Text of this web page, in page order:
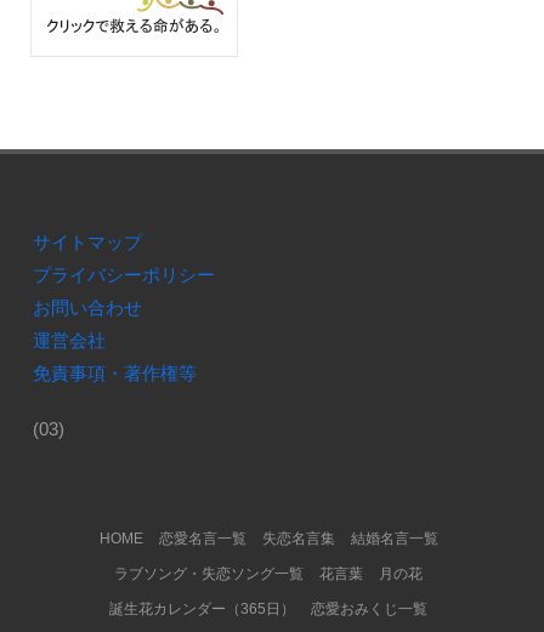
サイトマップ
プライバシーポリシー
お問い合わせ
運営会社
免責事項・著作権等
(03)
Footer MenuHOME 恋愛名言一覧 失恋名言集 結婚名言一覧
ラブソング・失恋ソング一覧 花言葉 月の花
誕生花カレンダー（365日） 恋愛おみくじ一覧